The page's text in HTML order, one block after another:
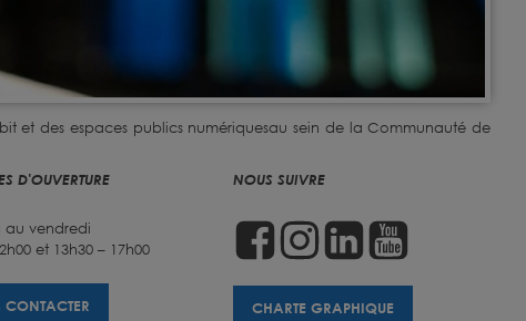
et des espaces publics numériquesau sein de la Communauté de
D'OUVERTURE
au vendredi
et 13h30 – 17h00
CONTACTER
NOUS SUIVRE
CHARTE GRAPHIQUE